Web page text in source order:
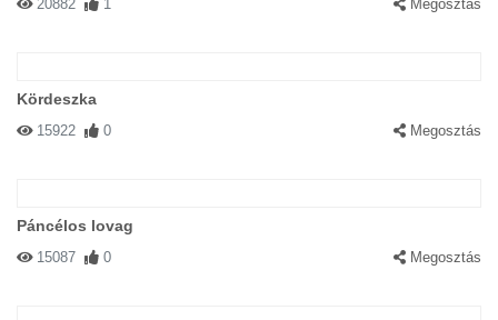
20882 1 Megosztás
Kördeszka
15922 0 Megosztás
Páncélos lovag
15087 0 Megosztás